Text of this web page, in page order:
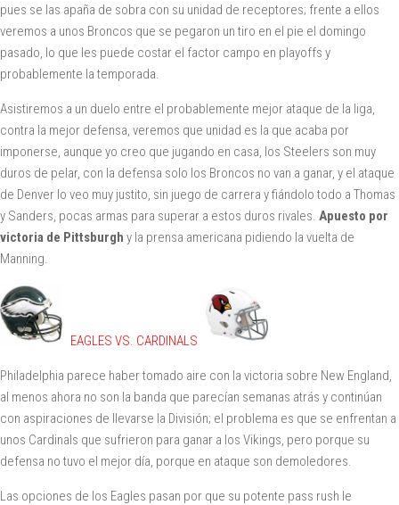
pues se las apaña de sobra con su unidad de receptores; frente a ellos
veremos a unos Broncos que se pegaron un tiro en el pie el domingo
pasado, lo que les puede costar el factor campo en playoffs y
probablemente la temporada.
Asistiremos a un duelo entre el probablemente mejor ataque de la liga,
contra la mejor defensa, veremos que unidad es la que acaba por
imponerse, aunque yo creo que jugando en casa, los Steelers son muy
duros de pelar, con la defensa solo los Broncos no van a ganar, y el ataque
de Denver lo veo muy justito, sin juego de carrera y fiándolo todo a Thomas
y Sanders, pocas armas para superar a estos duros rivales. Apuesto por
victoria de Pittsburgh y la prensa americana pidiendo la vuelta de
Manning.
EAGLES VS. CARDINALS
Philadelphia parece haber tomado aire con la victoria sobre New England,
al menos ahora no son la banda que parecían semanas atrás y continúan
con aspiraciones de llevarse la División; el problema es que se enfrentan a
unos Cardinals que sufrieron para ganar a los Vikings, pero porque su
defensa no tuvo el mejor día, porque en ataque son demoledores.
Las opciones de los Eagles pasan por que su potente pass rush le